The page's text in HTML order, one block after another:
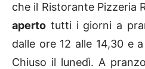
che il Ristorante Pizzeria
aperto tutti i giorni a
dalle ore 12 alle 14,30 e
Chiuso il lunedì. A